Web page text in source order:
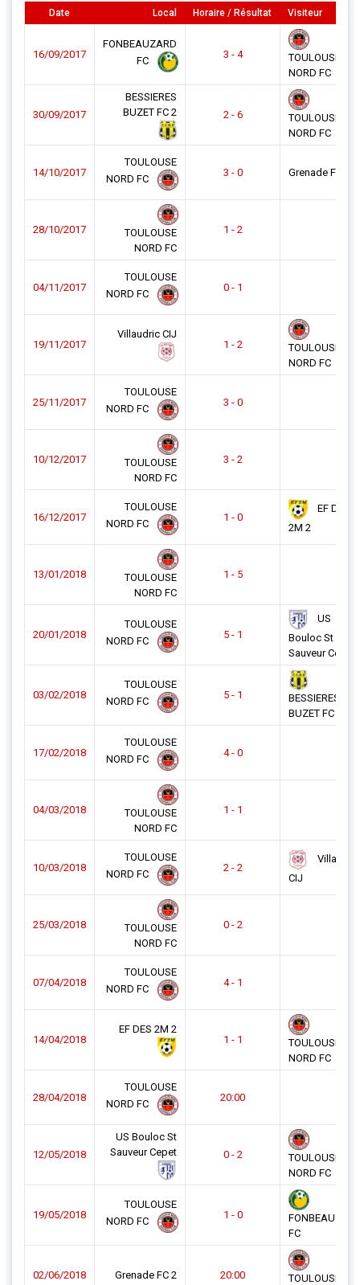
Date Local Horaire / Résultat Visiteur
16/09/2017
FONBEAUZARD
FC
3 - 4
TOULOUSE
NORD FC
30/09/2017
BESSIERES
BUZET FC 2
2 - 6
TOULOUSE
NORD FC
14/10/2017
TOULOUSE
NORD FC
3 - 0 Grenade FC 2
28/10/2017
TOULOUSE
NORD FC
1 - 2
04/11/2017
TOULOUSE
NORD FC
0 - 1
19/11/2017
Villaudric CIJ
1 - 2
TOULOUSE
NORD FC
25/11/2017
TOULOUSE
NORD FC
3 - 0
10/12/2017
TOULOUSE
NORD FC
3 - 2
16/12/2017
TOULOUSE
NORD FC
1 - 0
EF DES
2M 2
13/01/2018
TOULOUSE
NORD FC
1 - 5
20/01/2018
TOULOUSE
NORD FC
5 - 1
US
Bouloc St
Sauveur Cepet
03/02/2018
TOULOUSE
NORD FC
5 - 1
BESSIERES
BUZET FC 2
17/02/2018
TOULOUSE
NORD FC
4 - 0
04/03/2018
TOULOUSE
NORD FC
1 - 1
10/03/2018
TOULOUSE
NORD FC
2 - 2
Villaudric
CIJ
25/03/2018
TOULOUSE
NORD FC
0 - 2
07/04/2018
TOULOUSE
NORD FC
4 - 1
14/04/2018
EF DES 2M 2
1 - 1
TOULOUSE
NORD FC
28/04/2018
TOULOUSE
NORD FC
20:00
12/05/2018
US Bouloc St
Sauveur Cepet
0 - 2
TOULOUSE
NORD FC
19/05/2018
TOULOUSE
NORD FC
1 - 0
FC
02/06/2018 Grenade FC 2 20:00
TOULOUSE